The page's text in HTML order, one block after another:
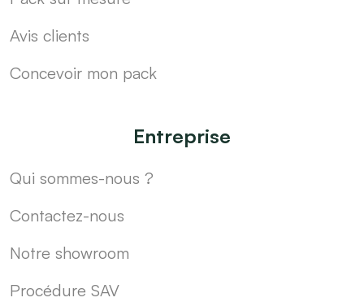
Avis clients
Concevoir mon pack
Entreprise
Qui sommes-nous ?
Contactez-nous
Notre showroom
Procédure SAV